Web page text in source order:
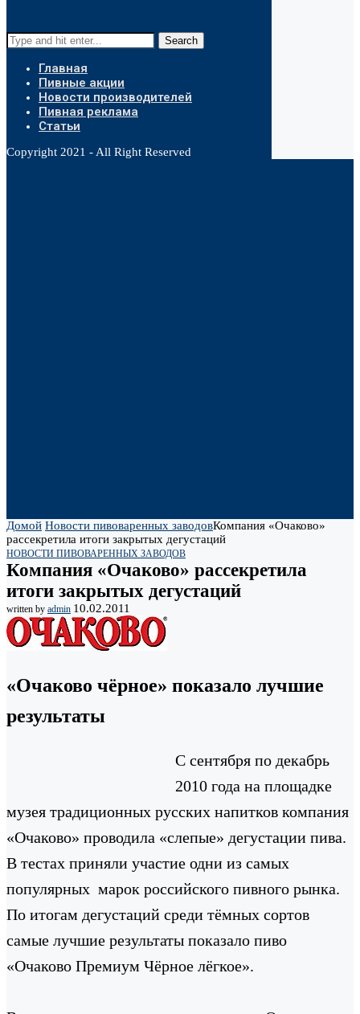
Search
Главная
Пивные акции
Новости производителей
Пивная реклама
Статьи
Copyright 2021 - All Right Reserved
Домой Новости пивоваренных заводовКомпания «Очаково»
рассекретила итоги закрытых дегустаций
НОВОСТИ ПИВОВАРЕННЫХ ЗАВОДОВ
Компания «Очаково» рассекретила
итоги закрытых дегустаций
written by admin 10.02.2011
«Очаково чёрное» показало лучшие
результаты
С сентября по декабрь
2010 года на площадке
музея традиционных русских напитков компания
«Очаково» проводила «слепые» дегустации пива.
В тестах приняли участие одни из самых
популярных марок российского пивного рынка.
По итогам дегустаций среди тёмных сортов
самые лучшие результаты показало пиво
«Очаково Премиум Чёрное лёгкое».